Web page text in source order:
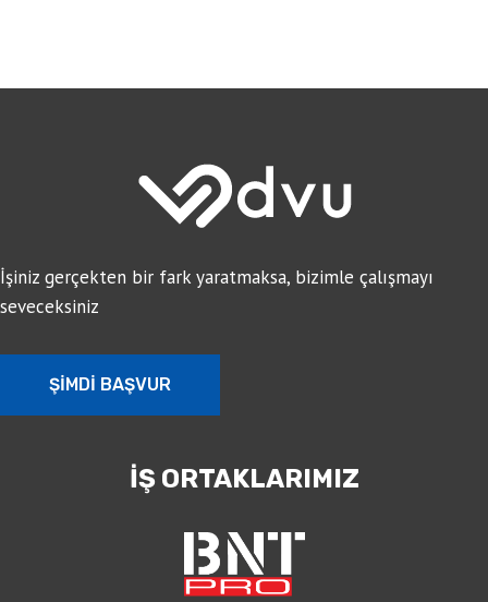
İşiniz gerçekten bir fark yaratmaksa, bizimle çalışmayı
seveceksiniz
ŞİMDİ BAŞVUR
İŞ ORTAKLARIMIZ